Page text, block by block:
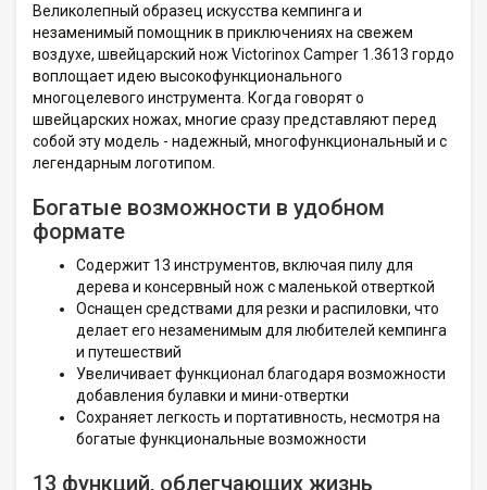
Великолепный образец искусства кемпинга и
незаменимый помощник в приключениях на свежем
воздухе, швейцарский нож Victorinox Camper 1.3613 гордо
воплощает идею высокофункционального
многоцелевого инструмента. Когда говорят о
швейцарских ножах, многие сразу представляют перед
собой эту модель - надежный, многофункциональный и с
легендарным логотипом.
Богатые возможности в удобном
формате
Содержит 13 инструментов, включая пилу для
дерева и консервный нож с маленькой отверткой
Оснащен средствами для резки и распиловки, что
делает его незаменимым для любителей кемпинга
и путешествий
Увеличивает функционал благодаря возможности
добавления булавки и мини-отвертки
Сохраняет легкость и портативность, несмотря на
богатые функциональные возможности
13 функций, облегчающих жизнь